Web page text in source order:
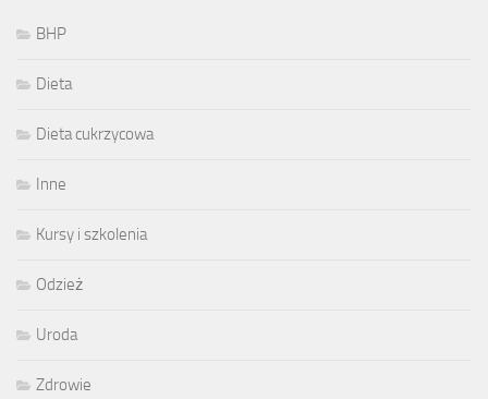
BHP
Dieta
Dieta cukrzycowa
Inne
Kursy i szkolenia
Odzież
Uroda
Zdrowie